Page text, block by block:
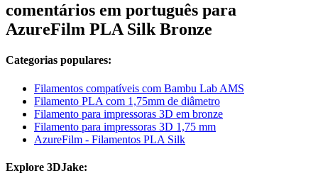
comentários em português para
AzureFilm PLA Silk Bronze
Categorias populares:
Filamentos compatíveis com Bambu Lab AMS
Filamento PLA com 1,75mm de diâmetro
Filamento para impressoras 3D em bronze
Filamento para impressoras 3D 1,75 mm
AzureFilm - Filamentos PLA Silk
Explore 3DJake: